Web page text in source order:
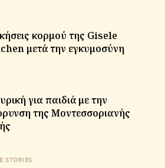
κορμού της Gisele
μετά την εγκυμοσύνη
για παιδιά με την
της Μοντεσσοριανής
STORIES